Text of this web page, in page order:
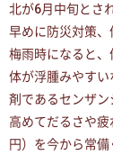
北が6月中旬とさ
早めに防災対策、
梅雨時になると、
体が浮腫みやす
剤であるセンザ
高めてだるさや
円）を今から常備